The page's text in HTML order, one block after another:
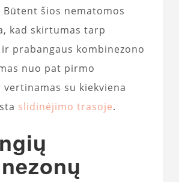
šios nematomos
kad skirtumas tarp
prabangaus kombinezono
nuo pat pirmo
su kiekviena
slidinėjimo trasoje.